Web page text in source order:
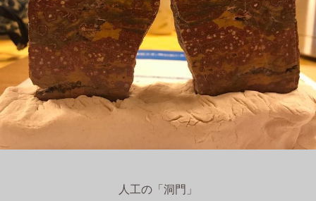
人工の「洞門」